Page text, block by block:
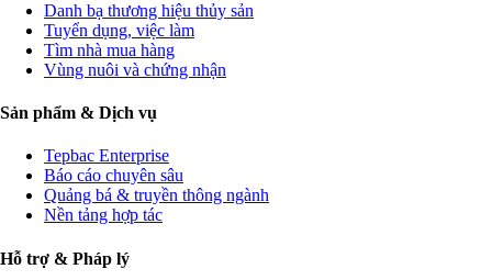
Danh bạ thương hiệu thủy sản
Tuyển dụng, việc làm
Tìm nhà mua hàng
Vùng nuôi và chứng nhận
Sản phẩm & Dịch vụ
Tepbac Enterprise
Báo cáo chuyên sâu
Quảng bá & truyền thông ngành
Nền tảng hợp tác
Hỗ trợ & Pháp lý